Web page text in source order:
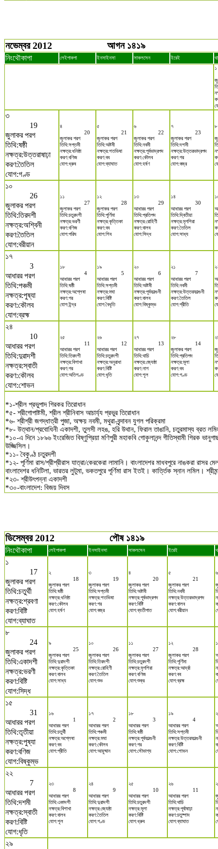
নভেম্বর 2012 আগন ১৪১৯
নিংথৌকাপা লেইপাকপা ইনসাইনসা সাকলসেন ইরেই
১
৩
19
জুলাকর পরগ
তিথি:ষষ্ঠী
নক্ষত্র:উত্তরাষাঢ়া
করণ:তৈতিল
যোগ:গণ্ড
৪
20
জুলাকর পরগ
তিথি:সপ্তমী
নক্ষত্র:ধনিষ্ঠা
করণ:বণিজ
যোগ:ধ্রুব
৫
21
জুলাকর পরগ
তিথি:অষ্টমী
নক্ষত্র:শতভিষা
করণ:বব
যোগ:ব্যাঘাত
৬
22
জুলাকর পরগ
তিথি:নবমী
নক্ষত্র:পূর্বভাদ্রপদ
করণ:কৌলব
যোগ:হর্ষণ
৭
23
জুলাকর পরগ
তিথি:দশমী
নক্ষত্র:উত্তরভাদ্রপদ
করণ:গর
যোগ:বজ্র
৮
১০
26
জুলাকর পরগ
তিথি:তিরদশী
নক্ষত্র:অশ্বিনী
করণ:তৈতিল
যোগ:বরীয়ান
১১
27
জুলাকর পরগ
তিথি:চতুরদশী
নক্ষত্র:ভরণী
করণ:বণিজ
যোগ:পরিঘ
১২
28
জুলাকর পরগ
তিথি:পূর্ণিমা
নক্ষত্র:কৃত্তিকা
করণ:বব
যোগ:শিব
১৩
29
আধারর পরগ
তিথি:প্রতিপদ
নক্ষত্র:রোহিণী
করণ:বালব
যোগ:সিদ্ধ
১৪
30
আধারর পরগ
তিথি:দ্বিতীয়া
নক্ষত্র:মৃগশিরা
করণ:তৈতিল
যোগ:সাধ্য
১৭
3
আধারর পরগ
তিথি:পঞ্চমী
নক্ষত্র:পুষ্যা
করণ:কৌলব
যোগ:ব্রহ্ম
১৮
4
আধারর পরগ
তিথি:ষষ্ঠী
নক্ষত্র:অশ্লেষা
করণ:গর
যোগ:ইন্দ্র
১৯
5
আধারর পরগ
তিথি:সপ্তমী
নক্ষত্র:মঘা
করণ:বিষ্টি
যোগ:বৈধৃতি
২০
6
আধারর পরগ
তিথি:অষ্টমী
নক্ষত্র:পূর্বফাল্গুনী
করণ:বালব
যোগ:বিষ্কুম্ভ
২১
7
আধারর পরগ
তিথি:নবমী
নক্ষত্র:উত্তরফাল্গুনী
করণ:তৈতিল
যোগ:প্রীতি
২৪
10
আধারর পরগ
তিথি:দুৱাদশী
নক্ষত্র:স্বাতী
করণ:কৌলব
যোগ:শোভন
২৫
11
আধারর পরগ
তিথি:তিরদশী
নক্ষত্র:বিশাখা
করণ:গর
যোগ:অতিগণ্ড
২৬
12
আধারর পরগ
তিথি:চতুরদশী
নক্ষত্র:অনুরাধা
করণ:বিষ্টি
যোগ:ধৃতি
২৭
13
আধারর পরগ
তিথি:থাচি
নক্ষত্র:জ্যেষ্ঠা
করণ:নাগ
যোগ:শূল
২৮
14
জুলাকর পরগ
তিথি:প্রতিপদ
নক্ষত্র:মূলা
করণ:বব
যোগ:গণ্ড
*১-শ্রীল প্রভুপাদ গিরকর তিরোধান
*৫- শ্রীগোপাষ্টমী, শ্রীল শ্রীনিবাস আচার্য্য প্রভুর তিরোধান
*৬- শ্রীশ্রী জগদ্ধাত্রী পুজা, অক্ষয় নবমী, মথুরা-বৃন্দাবন যুগল পরিক্রমা
*৮- উত্থান/প্রবোধিনী একাদশী, তুলসী লহঙ, হরি উথান, ফিরাল তাঙানি, চতুরমাস্য ব্রত
*১০-এ দিনে ১৮৯৬ ইংরেজিত বিষ্ণুপ্রিয়া মণিপুরী মহাকবি গোকুলানন্দ গীতিস্বামী গিরক
উজ্জিসিল।
*১১- বৈকুণ্ঠ চতুরদশী
*১২- পূর্ণিমা রাস/শ্রীশ্রীরাস যাত্রা/কেরকেরা লামানি। বাংলাদেশর মাধবপুরে নাঙকরা রাসর
বাংলাদেশর ধনিটিলা, ভারতর লুটুমা, ভকতপুরে পূর্ণিমা রাস ইতই। কার্ত্তিক স্নান লমিল।
*২৩- শ্রীউৎপন্না একাদশী
*৩০-বাংলাদেশ: বিজয় দিবস
ডিসেম্বর 2012 পৌষ ১৪১৯
নিংথৌকাপা লেইপাকপা ইনসাইনসা সাকলসেন ইরেই
১
17
জুলাকর পরগ
তিথি:চতুর্থী
নক্ষত্র:শ্রবণা
করণ:বিষ্টি
যোগ:ব্যাঘাত
২
18
জুলাকর পরগ
তিথি:ষষ্ঠী
নক্ষত্র:ধনিষ্ঠা
করণ:কৌলব
যোগ:হর্ষণ
৩
19
জুলাকর পরগ
তিথি:সপ্তমী
নক্ষত্র:শতভিষা
করণ:গর
যোগ:বজ্র
৪
20
জুলাকর পরগ
তিথি:অষ্টমী
নক্ষত্র:পূর্বভাদ্রপদ
করণ:বিষ্টি
যোগ:ব্যতীপাত
৫
21
জুলাকর পরগ
তিথি:নবমী
নক্ষত্র:উত্তরভাদ্রপদ
করণ:বালব
যোগ:বরীয়ান
৬
৮
24
জুলাকর পরগ
তিথি:একাদশী
নক্ষত্র:ভরণী
করণ:বিষ্টি
যোগ:সিদ্ধ
৯
25
জুলাকর পরগ
তিথি:দুৱাদশী
নক্ষত্র:কৃত্তিকা
করণ:বালব
যোগ:সাধ্য
১০
26
জুলাকর পরগ
তিথি:তিরদশী
নক্ষত্র:রোহিণী
করণ:তৈতিল
যোগ:শুভ
১১
27
জুলাকর পরগ
তিথি:চতুরদশী
নক্ষত্র:মৃগশিরা
করণ:বণিজ
যোগ:শুক্র
১২
28
জুলাকর পরগ
তিথি:পূর্ণিমা
নক্ষত্র:আর্দ্রা
করণ:বব
যোগ:ব্রহ্ম
১৫
31
আধারর পরগ
তিথি:তৃতীয়া
নক্ষত্র:পুষ্যা
করণ:বণিজ
যোগ:বিষ্কুম্ভ
১৬
1
আধারর পরগ
তিথি:চতুর্থী
নক্ষত্র:অশ্লেষা
করণ:বব
যোগ:প্রীতি
১৭
2
আধারর পরগ
তিথি:পঞ্চমী
নক্ষত্র:মঘা
করণ:কৌলব
যোগ:আয়ুষ্মান
১৮
3
আধারর পরগ
তিথি:ষষ্ঠী
নক্ষত্র:পূর্বফাল্গুনী
করণ:গর
যোগ:সৌভাগ্য
১৯
4
আধারর পরগ
তিথি:সপ্তমী
নক্ষত্র:উত্তরফাল্গুনী
করণ:বিষ্টি
যোগ:শোভন
২২
7
আধারর পরগ
তিথি:দশমী
নক্ষত্র:স্বাতী
করণ:বিষ্টি
যোগ:ধৃতি
২৩
8
আধারর পরগ
তিথি:একাদশী
নক্ষত্র:বিশাখা
করণ:বালব
যোগ:শূল
২৪
9
আধারর পরগ
তিথি:দুৱাদশী
নক্ষত্র:জ্যেষ্ঠা
করণ:তৈতিল
যোগ:গণ্ড
২৫
10
আধারর পরগ
তিথি:চতুরদশী
নক্ষত্র:মূলা
করণ:বিষ্টি
যোগ:ধ্রুব
২৬
11
আধারর পরগ
তিথি:থাচি
নক্ষত্র:পূর্বাষাঢ়া
করণ:চতুষ্পাদ
যোগ:ব্যাঘাত
২৯